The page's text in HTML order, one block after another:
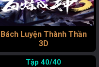
Bách Luyện Thành Thần
3D
40/40